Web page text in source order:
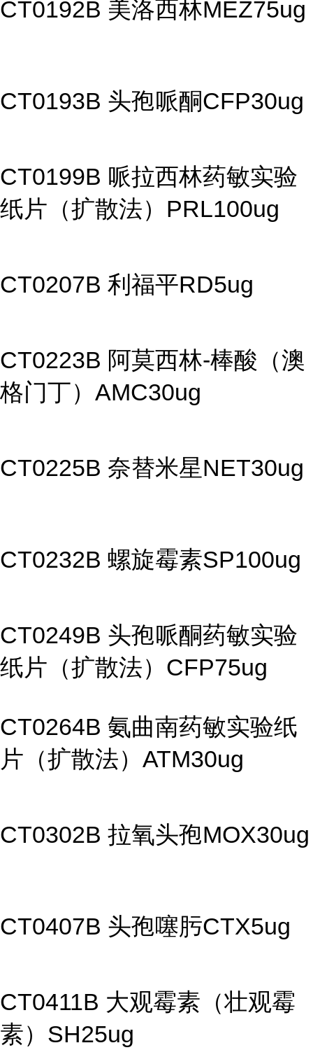
CT0192B 美洛西林MEZ75ug
CT0193B 头孢哌酮CFP30ug
CT0199B 哌拉西林药敏实验
纸片（扩散法）PRL100ug
CT0207B 利福平RD5ug
CT0223B 阿莫西林-棒酸（澳
格门丁）AMC30ug
CT0225B 奈替米星NET30ug
CT0232B 螺旋霉素SP100ug
CT0249B 头孢哌酮药敏实验
纸片（扩散法）CFP75ug
CT0264B 氨曲南药敏实验纸
片（扩散法）ATM30ug
CT0302B 拉氧头孢MOX30ug
CT0407B 头孢噻肟CTX5ug
CT0411B 大观霉素（壮观霉
素）SH25ug